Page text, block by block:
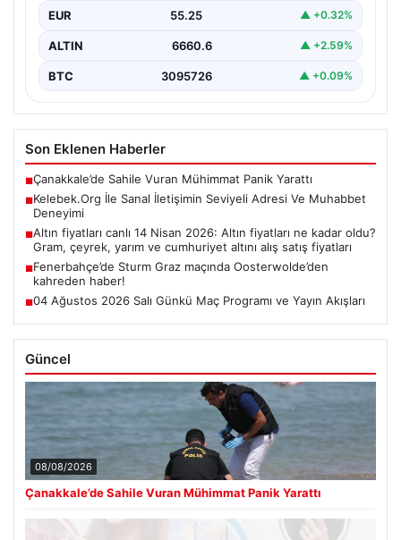
EUR 55.25 ▲ +0.32%
ALTIN 6660.6 ▲ +2.59%
BTC 3095726 ▲ +0.09%
Son Eklenen Haberler
■Çanakkale’de Sahile Vuran Mühimmat Panik Yarattı
■Kelebek.Org İle Sanal İletişimin Seviyeli Adresi Ve Muhabbet
Deneyimi
■Altın fiyatları canlı 14 Nisan 2026: Altın fiyatları ne kadar oldu?
Gram, çeyrek, yarım ve cumhuriyet altını alış satış fiyatları
■Fenerbahçe’de Sturm Graz maçında Oosterwolde’den
kahreden haber!
■04 Ağustos 2026 Salı Günkü Maç Programı ve Yayın Akışları
Güncel
08/08/2026
Çanakkale’de Sahile Vuran Mühimmat Panik Yarattı